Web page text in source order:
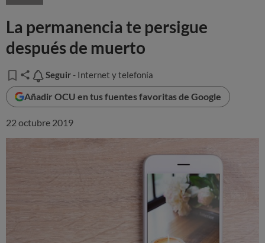
La permanencia te persigue
después de muerto
Seguir
Seguir - Internet y telefonía
Añadir OCU en tus fuentes favoritas de Google
22 octubre 2019